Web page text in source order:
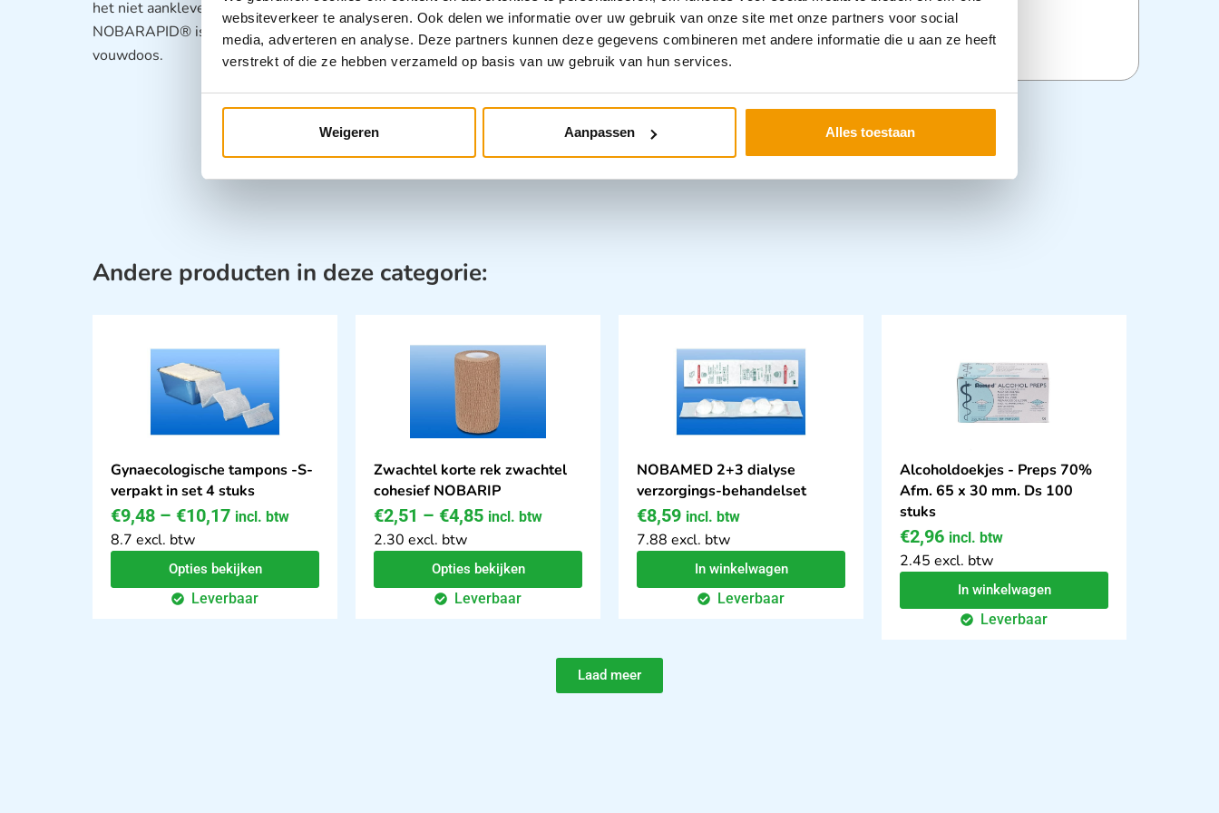
websiteverkeer te analyseren. Ook delen we informatie over uw gebruik van onze site met onze partners voor social
media, adverteren en analyse. Deze partners kunnen deze gegevens combineren met andere informatie die u aan ze heeft
verstrekt of die ze hebben verzameld op basis van uw gebruik van hun services.
Weigeren Aanpassen Alles toestaan
het niet aanklevende kenmerk kan het kompres ook worden gebruikt voor schaafwonden.
NOBARAPID® is steriel en individueel verpakt. Er zitten 50 steriele zakjes zitten in één
vouwdoos.
Andere producten in deze categorie:
Gynaecologische tampons -S-
verpakt in set 4 stuks
€9,48 – €10,17 incl. btw
8.7 excl. btw
Opties bekijken
Leverbaar
Zwachtel korte rek zwachtel
cohesief NOBARIP
€2,51 – €4,85 incl. btw
2.30 excl. btw
Opties bekijken
Leverbaar
NOBAMED 2+3 dialyse
verzorgings-behandelset
€8,59 incl. btw
7.88 excl. btw
In winkelwagen
Leverbaar
Alcoholdoekjes - Preps 70%
Afm. 65 x 30 mm. Ds 100
stuks
€2,96 incl. btw
2.45 excl. btw
In winkelwagen
Leverbaar
Laad meer